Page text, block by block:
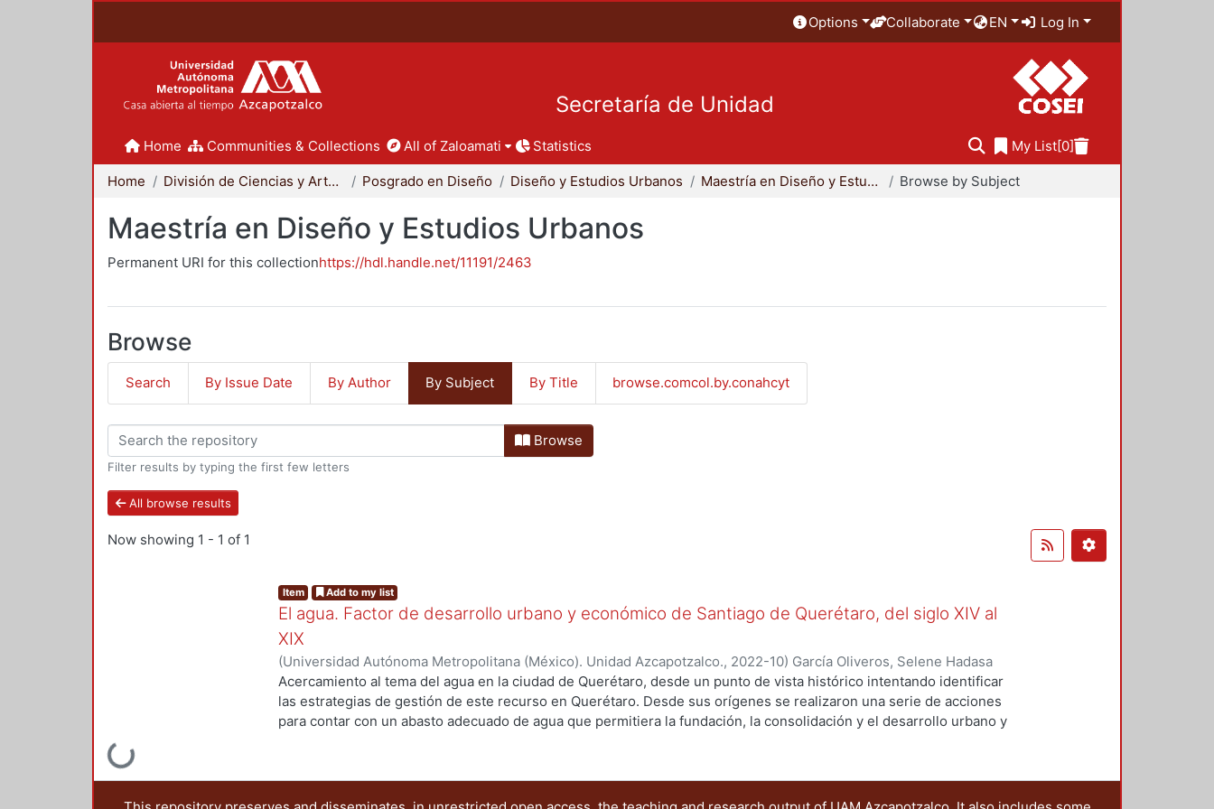
Options Collaborate EN Log In
Secretaría de Unidad
Home Communities & Collections All of Zaloamati Statistics My List[0]
Home División de Ciencias y Artes para el Diseño Posgrado en Diseño Diseño y Estudios Urbanos Maestría en Diseño y Estudios Urbanos Browse by Subject
Maestría en Diseño y Estudios Urbanos
Permanent URI for this collectionhttps://hdl.handle.net/11191/2463
Browse
Search By Issue Date By Author By Subject By Title browse.comcol.by.conahcyt
Browse
Filter results by typing the first few letters
All browse results
Now showing 1 - 1 of 1
Loading...
Item Add to my list
El agua. Factor de desarrollo urbano y económico de Santiago de Querétaro, del siglo XIV al
XIX
(Universidad Autónoma Metropolitana (México). Unidad Azcapotzalco., 2022-10) García Oliveros, Selene Hadasa
Acercamiento al tema del agua en la ciudad de Querétaro, desde un punto de vista histórico intentando identificar
las estrategias de gestión de este recurso en Querétaro. Desde sus orígenes se realizaron una serie de acciones
para contar con un abasto adecuado de agua que permitiera la fundación, la consolidación y el desarrollo urbano y
caminos que la vincularon a la mayor parte del territorio del norte, bajío y centro. La construcción de infraestructura
hidráulica se hizo por etapas a lo largo del tiempo: las obras se ubicaron en diferentes puntos: desde los